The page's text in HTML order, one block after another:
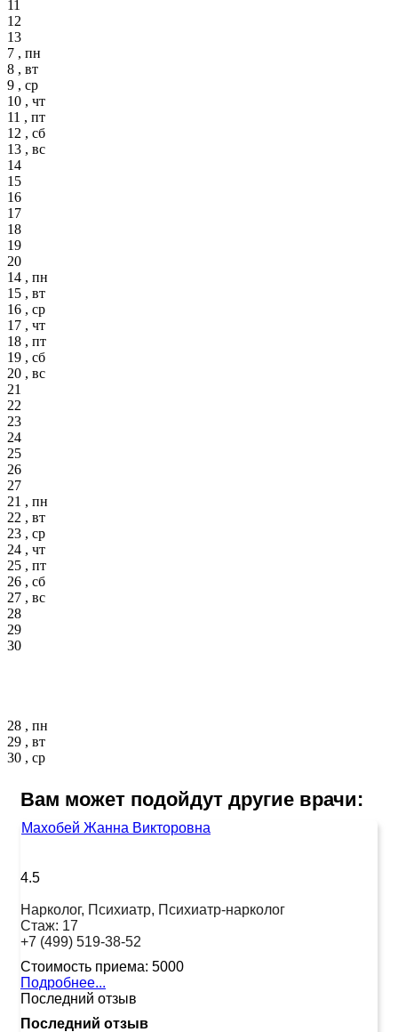
11
12
13
7 , пн
8 , вт
9 , ср
10 , чт
11 , пт
12 , сб
13 , вс
14
15
16
17
18
19
20
14 , пн
15 , вт
16 , ср
17 , чт
18 , пт
19 , сб
20 , вс
21
22
23
24
25
26
27
21 , пн
22 , вт
23 , ср
24 , чт
25 , пт
26 , сб
27 , вс
28
29
30
28 , пн
29 , вт
30 , ср
Вам может подойдут другие врачи:
Махобей Жанна Викторовна
4.5
Нарколог, Психиатр, Психиатр-нарколог
Стаж: 17
+7 (499) 519-38-52
Стоимость приема: 5000
Подробнее...
Последний отзыв
Последний отзыв